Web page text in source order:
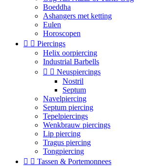
Boeddha
Ashangers met ketting
Eulen
Horoscopen
  Piercings
Helix oorpiercing
Industrial Barbells
  Neuspiercings
Nostril
Septum
Navelpiercing
Septum piercing
Tepelpiercings
Wenkbrauw piercings
Lip piercing
Tragus piercing
Tongpiercing
  Tassen & Portemonnees